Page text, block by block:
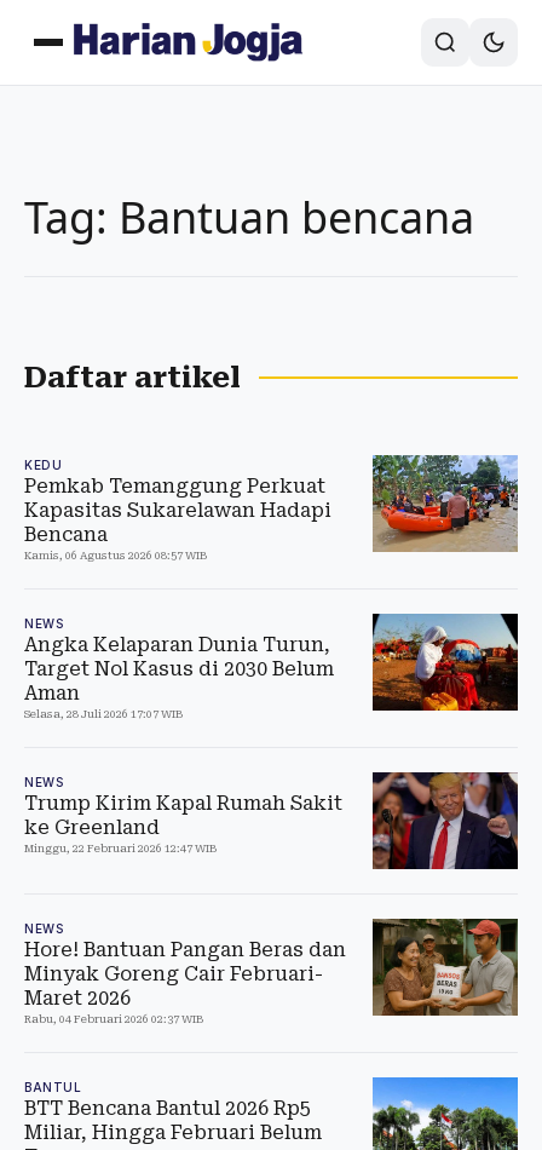
Tag: Bantuan bencana
Daftar artikel
KEDU
Pemkab Temanggung Perkuat
Kapasitas Sukarelawan Hadapi
Bencana
Kamis, 06 Agustus 2026 08:57 WIB
NEWS
Angka Kelaparan Dunia Turun,
Target Nol Kasus di 2030 Belum
Aman
Selasa, 28 Juli 2026 17:07 WIB
NEWS
Trump Kirim Kapal Rumah Sakit
ke Greenland
Minggu, 22 Februari 2026 12:47 WIB
NEWS
Hore! Bantuan Pangan Beras dan
Minyak Goreng Cair Februari-
Maret 2026
Rabu, 04 Februari 2026 02:37 WIB
BANTUL
BTT Bencana Bantul 2026 Rp5
Miliar, Hingga Februari Belum